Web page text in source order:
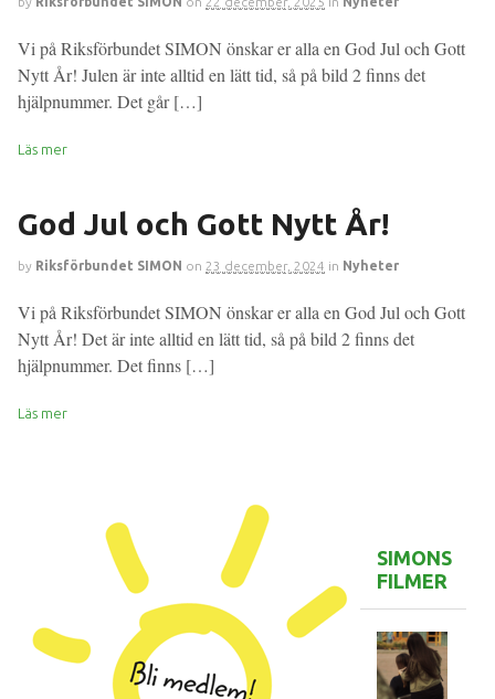
Vi på Riksförbundet SIMON önskar er alla en God Jul och Gott
Nytt År! Julen är inte alltid en lätt tid, så på bild 2 finns det
hjälpnummer. Det går […]
Läs mer
God Jul och Gott Nytt År!
by Riksförbundet SIMON on 23 december, 2024 in Nyheter
Vi på Riksförbundet SIMON önskar er alla en God Jul och Gott
Nytt År! Det är inte alltid en lätt tid, så på bild 2 finns det
hjälpnummer. Det finns […]
Läs mer
SIMONS
FILMER